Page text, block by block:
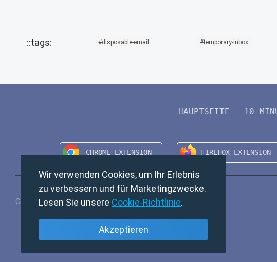
disposable-email temporary-inbox
HAUPTSEITE 10-
Copyright © 2024 TempMail. All rights reserved.
Wir verwenden Cookies, um Ihr Erlebnis
zu verbessern und für Marketingzwecke.
Lesen Sie unsere Cookie-Richtlinie.
Akzeptieren